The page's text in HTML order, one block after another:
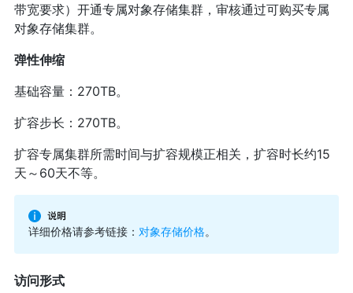
带宽要求）开通专属对象存储集群，审核通过可购买专属
对象存储集群。
弹性伸缩
基础容量：270TB。
扩容步长：270TB。
扩容专属集群所需时间与扩容规模正相关，扩容时长约15
天～60天不等。
详细价格请参考链接： 对象存储价格。
访问形式